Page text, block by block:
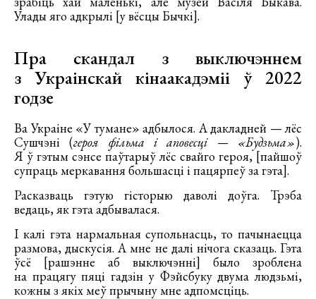
Улады яго адкрылі [у вёсцы Бычкі].
Пра скандал з выключэннем
з Украінскай кінаакадэміі ў 2022
годзе
Ва Украіне «У тумане» адбылося. А дакладней — лёс
Сушчэні (героя фільма і аповесці — «Будзьма»).
Я ў гэтым сэнсе паўтарыў лёс свайго героя, [пайшоў
супраць меркавання большасці і пацярпеў за гэта].
Расказваць гэтую гісторыю даволі доўга. Трэба
ведаць, як гэта адбывалася.
І калі гэта нармальная супольнасць, то пачынаецца
размова, дыскусія. А мне не далі нічога сказаць. Гэта
ўсё [рашэнне аб выключэнні] было зроблена
на працягу пяці гадзін у Фэйсбуку двума людзьмі,
кожны з якіх меў прычыну мне адпомсціць.